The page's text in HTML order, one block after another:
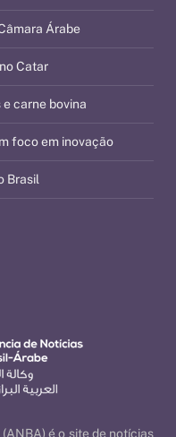
é o site de notícias
Árabe
Catar
carne bovina
foco em inovação
Brasil